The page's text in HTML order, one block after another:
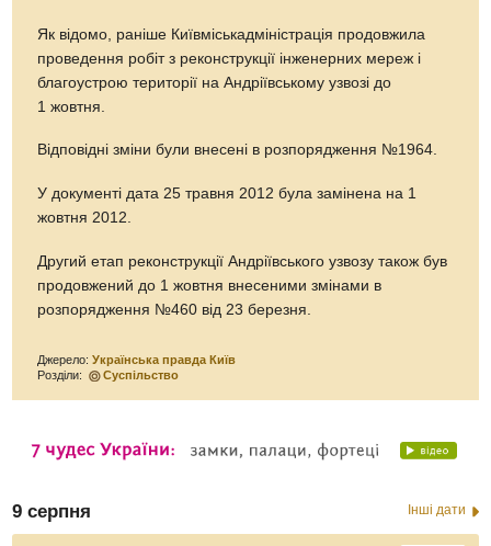
Як відомо, раніше Київміськадміністрація продовжила
проведення робіт з реконструкції інженерних мереж і
благоустрою території на Андріївському узвозі до
1 жовтня.
Відповідні зміни були внесені в розпорядження №1964.
У документі дата 25 травня 2012 була замінена на 1
жовтня 2012.
Другий етап реконструкції Андріївського узвозу також був
продовжений до 1 жовтня внесеними змінами в
розпорядження №460 від 23 березня.
Джерело:Українська правда Київ
Розділи:
Суспільство
9 серпня Інші дати